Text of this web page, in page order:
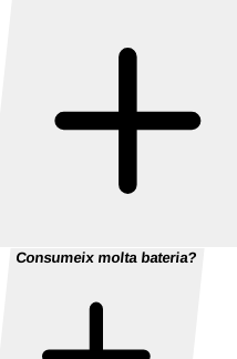
Consumeix molta bateria?